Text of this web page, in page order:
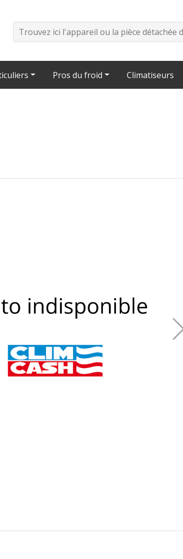
Pros du froid Climatiseurs